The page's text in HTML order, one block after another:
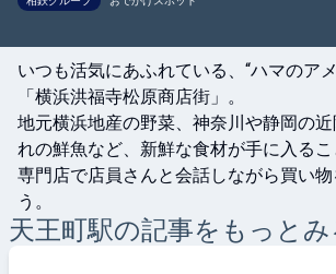
いつも活気にあふれている、“ハマのア
「横浜洪福寺松原商店街」。
地元横浜地産の野菜、神奈川や静岡の
れの鮮魚など、新鮮な食材が手に入るこ
専門店で店員さんと会話しながら買い物
う。
天王町駅の記事をもっとみ